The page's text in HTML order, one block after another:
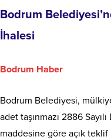
Bodrum
İhalesi
Bodrum Haber
Bodrum Belediyesi,
adet taşınmazı 2886
maddesine göre açık